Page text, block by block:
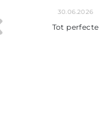
30.06.2026
Tot perfecte